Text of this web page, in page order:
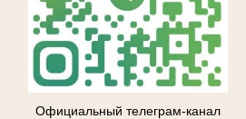
Официальный телеграм-канал